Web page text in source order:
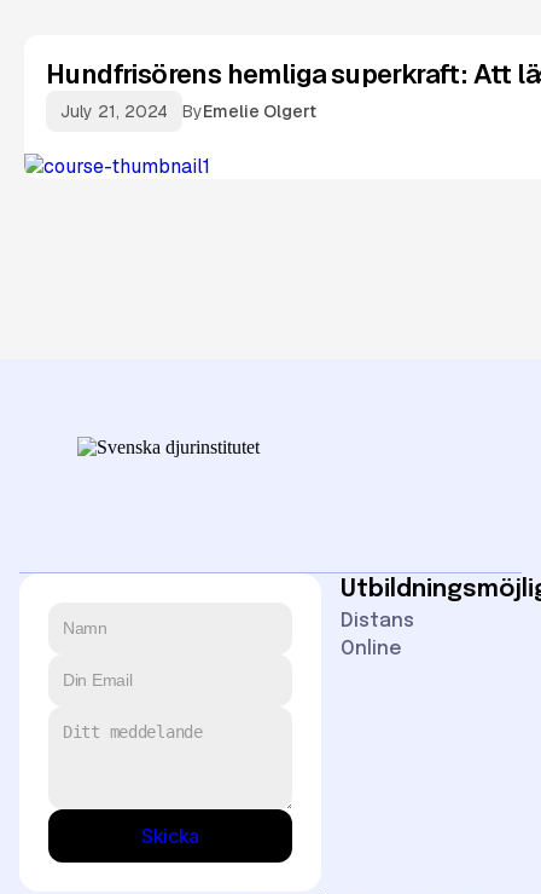
Hundfrisörens hemliga superkraft: Att
July 21, 2024 ByEmelie Olgert
Skicka
Distans
Online